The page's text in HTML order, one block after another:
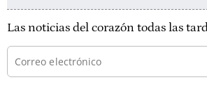
Las noticias del corazón todas las